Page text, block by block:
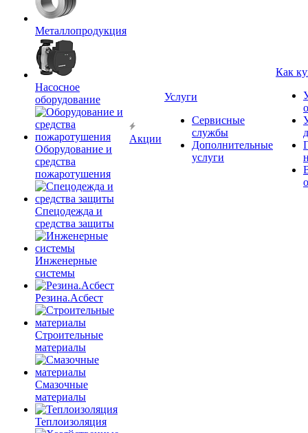
Металлопродукция
Насосное
оборудование
Оборудование и
средства
пожаротушения
Спецодежда и
средства защиты
Инженерные
системы
Резина.Асбест
Строительные
материалы
Смазочные
материалы
Теплоизоляция
Акции
Услуги
Сервисные
службы
Дополнительные
услуги
Как